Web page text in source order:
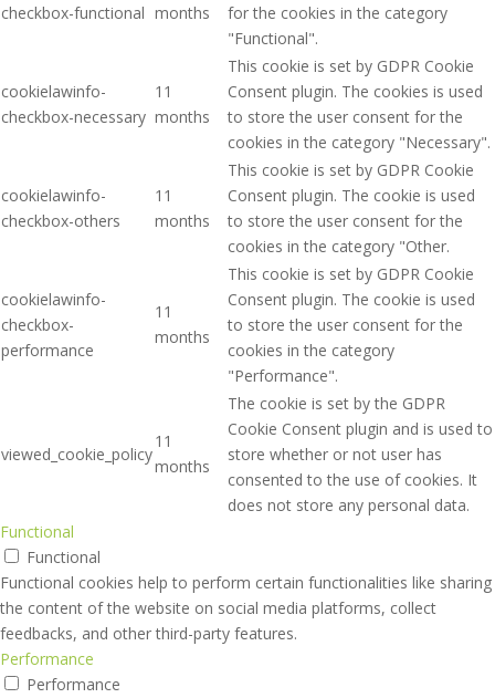
checkbox-functional months
for the cookies in the category
"Functional".
cookielawinfo-
checkbox-necessary
11
months
This cookie is set by GDPR Cookie
Consent plugin. The cookies is used
to store the user consent for the
cookies in the category "Necessary".
cookielawinfo-
checkbox-others
11
months
This cookie is set by GDPR Cookie
Consent plugin. The cookie is used
to store the user consent for the
cookies in the category "Other.
cookielawinfo-
checkbox-
performance
11
months
This cookie is set by GDPR Cookie
Consent plugin. The cookie is used
to store the user consent for the
cookies in the category
"Performance".
viewed_cookie_policy
11
months
The cookie is set by the GDPR
Cookie Consent plugin and is used to
store whether or not user has
consented to the use of cookies. It
does not store any personal data.
Functional
Functional
Functional cookies help to perform certain functionalities like sharing
the content of the website on social media platforms, collect
feedbacks, and other third-party features.
Performance
Performance